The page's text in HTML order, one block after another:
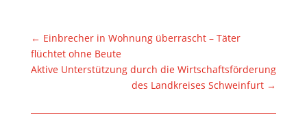
← Einbrecher in Wohnung überrascht – Täter
flüchtet ohne Beute
Aktive Unterstützung durch die Wirtschaftsförderung
des Landkreises Schweinfurt →